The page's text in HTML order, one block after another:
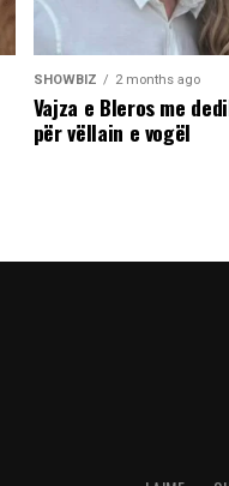
SHOWBIZ 2 months ago
Vajza e Bleros me
për vëllain e vogël